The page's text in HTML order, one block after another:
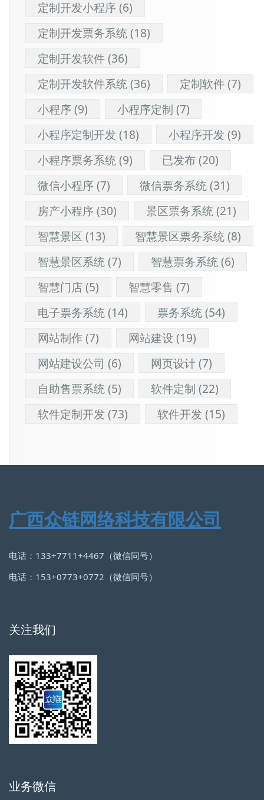
定制开发小程序(6)
定制开发票务系统(18)
定制开发软件(36)
定制开发软件系统(36) 定制软件(7)
小程序(9) 小程序定制 (7)
小程序定制开发 (18) 小程序开发 (9)
小程序票务系统(9) 已发布(20)
微信小程序(7) 微信票务系统(31)
房产小程序(30) 景区票务系统(21)
智慧景区 (13) 智慧景区票务系统(8)
智慧景区系统(7) 智慧票务系统(6)
智慧门店(5) 智慧零售 (7)
电子票务系统(14) 票务系统(54)
网站制作(7) 网站建设 (19)
网站建设公司 (6) 网页设计(7)
自助售票系统(5) 软件定制 (22)
软件定制开发 (73) 软件开发 (15)
广西众链网络科技有限公司
电话：133+7711+4467（微信同号）
电话：153+0773+0772（微信同号）
关注我们
业务微信